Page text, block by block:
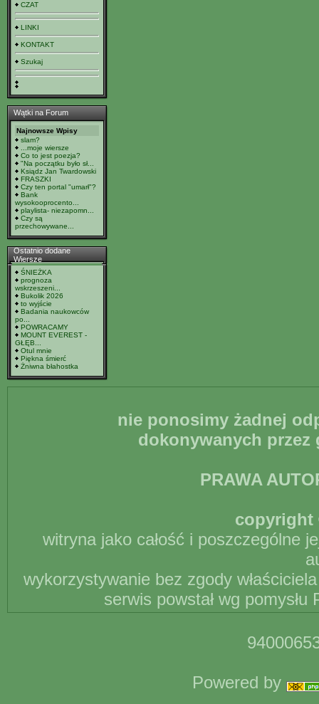
CZAT
LINKI
KONTAKT
Szukaj
Wątki na Forum
Najnowsze Wpisy
slam?
...moje wiersze
Co to jest poezja?
"Na początku było sł...
Ksiądz Jan Twardowski
FRASZKI
Czy ten portal "umarł"?
Bank
wysokooprocento...
playlista- niezapomn...
Czy są
przechowywane...
Ostatnio dodane
Wiersze
ŚNIEŻKA
prognoza
wskrzeszeni...
Bukolik 2026
to wyjście
Badania naukowców
po...
POWRACAMY
MOUNT EVEREST -
GŁĘB...
Otul mnie
Piękna śmierć
Żniwna błahostka
nie ponosimy żadnej
dokonywanych
PRAWA
copyright
witryna jako całość i poszczególne
wykorzystywanie bez zgody
serwis powstał wg
Powered by